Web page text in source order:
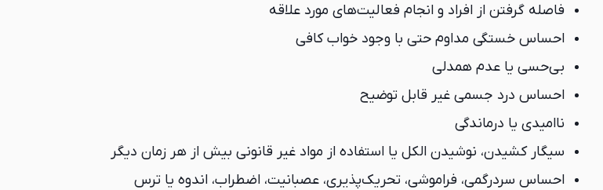
فاصله گرفتن از افراد و انجام فعالیت‌های مورد علاقه
احساس خستگی مداوم حتی با وجود خواب کافی
بی‌حسی یا عدم همدلی
احساس درد جسمی غیر قابل توضیح
ناامیدی یا درماندگی
سیگار کشیدن، نوشیدن الکل یا استفاده از مواد غیر قانونی بیش از هر زمان دیگر
احساس سردرگمی، فراموشی، تحریک‌پذیری، عصبانیت، اضطراب، اندوه یا ترس